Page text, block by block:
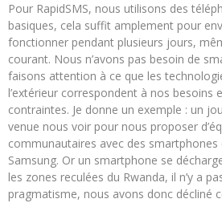
Pour RapidSMS, nous utilisons des
basiques, cela suffit amplement pour
fonctionner pendant plusieurs jours,
courant. Nous n’avons pas besoin de
faisons attention à ce que les
l’extérieur correspondent à nos besoins
contraintes. Je donne un exemple : un
venue nous voir pour nous proposer
communautaires avec des smartphones
Samsung. Or un smartphone se
les zones reculées du Rwanda, il n’y a
pragmatisme, nous avons donc décliné